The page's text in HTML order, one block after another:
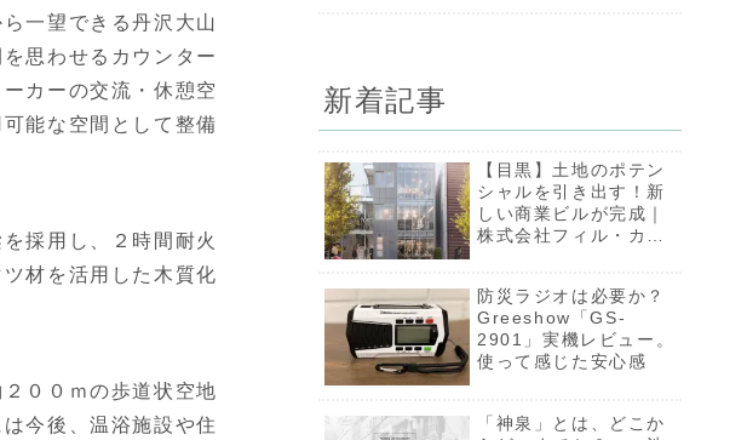
一望できる丹沢大山
思わせるカウンター
カーの交流・休憩空
能な空間として整備
採用し、２時間耐火
材を活用した木質化
００ｍの歩道状空地
今後、温浴施設や住
新着記事
【目黒】土地のポテン
シャルを引き出す！新
しい商業ビルが完成｜
株式会社フィル・カン
防災ラジオは必要か？
Greeshow「GS-
2901」実機レビュー。
使って感じた安心感
「神泉」とは、どこか